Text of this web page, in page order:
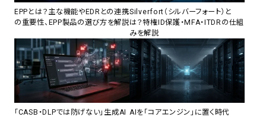
EPPとは？主な機能やEDRとの連携
の重要性、EPP製品の選び方を解説
Silverfort（シルバーフォート）と
は？特権ID保護・MFA・ITDRの仕組
みを解説
「CASB・DLPでは防げない」生成AI AIを「コアエンジン」に置く時代